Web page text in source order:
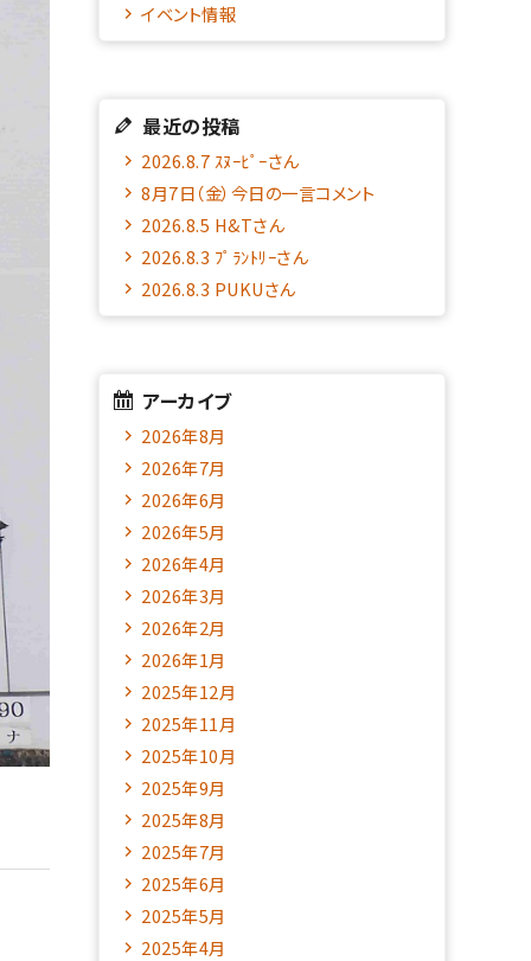
イベント情報
最近の投稿
2026.8.7 ｽﾇｰﾋﾟｰさん
8月7日（金）今日の一言コメント
2026.8.5 H&Tさん
2026.8.3 ﾌﾟﾗﾝﾄﾘｰさん
2026.8.3 PUKUさん
アーカイブ
2026年8月
2026年7月
2026年6月
2026年5月
2026年4月
2026年3月
2026年2月
2026年1月
2025年12月
2025年11月
2025年10月
2025年9月
2025年8月
2025年7月
2025年6月
2025年5月
2025年4月